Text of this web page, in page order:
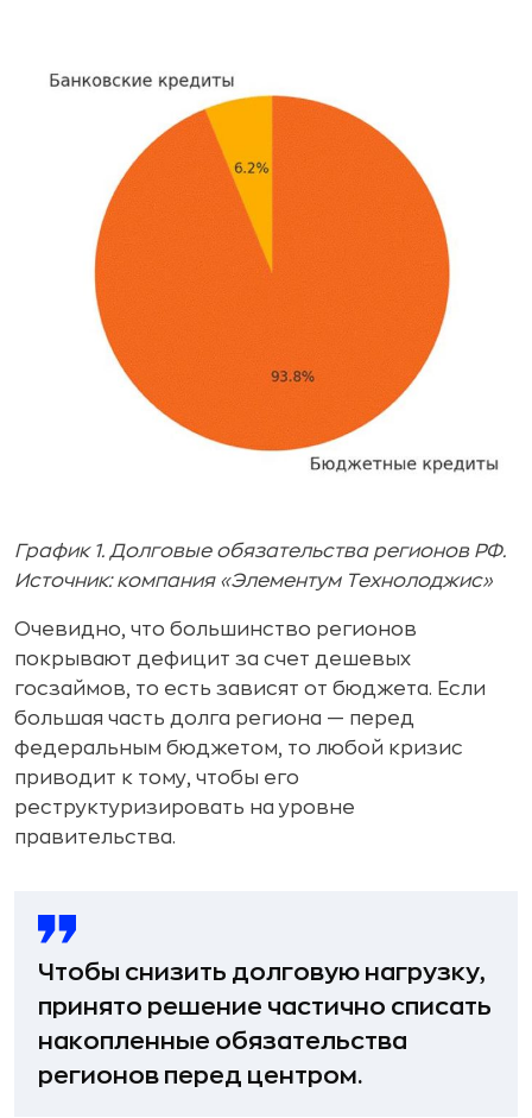
График 1. Долговые обязательства регионов РФ.
Источник: компания «Элементум Технолоджис»
Очевидно, что большинство регионов
покрывают дефицит за счет дешевых
госзаймов, то есть зависят от бюджета. Если
большая часть долга региона — перед
федеральным бюджетом, то любой кризис
приводит к тому, чтобы его
реструктуризировать на уровне
правительства.
Чтобы снизить долговую нагрузку,
принято решение частично списать
накопленные обязательства
регионов перед центром.